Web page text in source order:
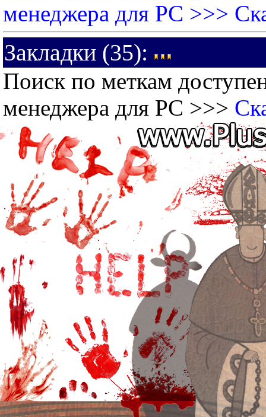
менеджера для PC >>>
Закладки (35):
Поиск по меткам
менеджера для PC >>>